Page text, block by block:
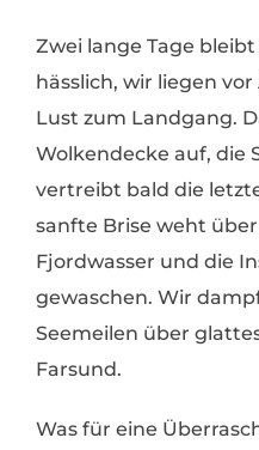
Zwei lange Tage
hässlich, wir liegen
Lust zum Landgang.
Wolkendecke auf, die
vertreibt bald die
sanfte Brise weht
Fjordwasser und die
gewaschen. Wir
Seemeilen über
Farsund.
Was für eine